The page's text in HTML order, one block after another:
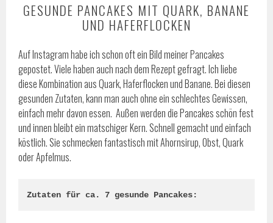
GESUNDE PANCAKES MIT QUARK, BANANE
UND HAFERFLOCKEN
Auf Instagram habe ich schon oft ein Bild meiner Pancakes
gepostet. Viele haben auch nach dem Rezept gefragt. Ich liebe
diese Kombination aus Quark, Haferflocken und Banane. Bei diesen
gesunden Zutaten, kann man auch ohne ein schlechtes Gewissen,
einfach mehr davon essen. Außen werden die Pancakes schön fest
und innen bleibt ein matschiger Kern. Schnell gemacht und einfach
köstlich. Sie schmecken fantastisch mit Ahornsirup, Obst, Quark
oder Apfelmus.
Zutaten für ca. 7 gesunde Pancakes: